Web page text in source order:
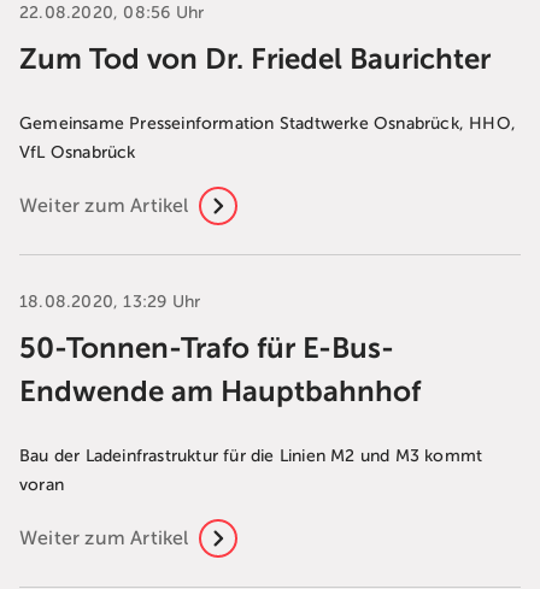
22.08.2020, 08:56 Uhr
Zum Tod von Dr. Friedel Baurichter
Gemeinsame Presseinformation Stadtwerke Osnabrück, HHO,
VfL Osnabrück
Weiter zum Artikel
18.08.2020, 13:29 Uhr
50-Tonnen-Trafo für E-Bus-
Endwende am Hauptbahnhof
Bau der Ladeinfrastruktur für die Linien M2 und M3 kommt
voran
Weiter zum Artikel